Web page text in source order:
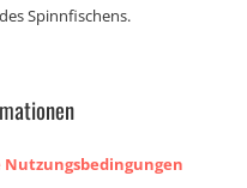
Spinnfischens.
Nutzungsbedingungen